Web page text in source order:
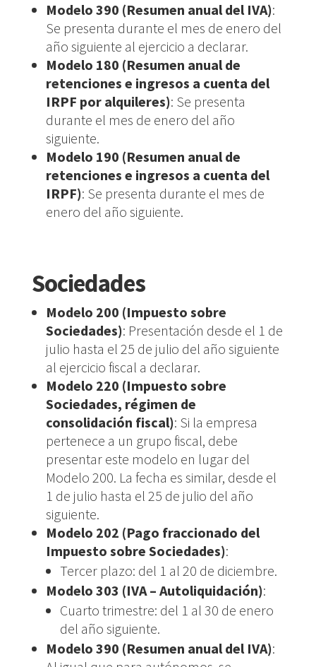
Modelo 390 (Resumen anual del IVA):
Se presenta durante el mes de enero del
año siguiente al ejercicio a declarar.
Modelo 180 (Resumen anual de
retenciones e ingresos a cuenta del
IRPF por alquileres): Se presenta
durante el mes de enero del año
siguiente.
Modelo 190 (Resumen anual de
retenciones e ingresos a cuenta del
IRPF): Se presenta durante el mes de
enero del año siguiente.
Sociedades
Modelo 200 (Impuesto sobre
Sociedades): Presentación desde el 1 de
julio hasta el 25 de julio del año siguiente
al ejercicio fiscal a declarar.
Modelo 220 (Impuesto sobre
Sociedades, régimen de
consolidación fiscal): Si la empresa
pertenece a un grupo fiscal, debe
presentar este modelo en lugar del
Modelo 200. La fecha es similar, desde el
1 de julio hasta el 25 de julio del año
siguiente.
Modelo 202 (Pago fraccionado del
Impuesto sobre Sociedades):
Tercer plazo: del 1 al 20 de diciembre.
Modelo 303 (IVA – Autoliquidación):
Cuarto trimestre: del 1 al 30 de enero
del año siguiente.
Modelo 390 (Resumen anual del IVA):